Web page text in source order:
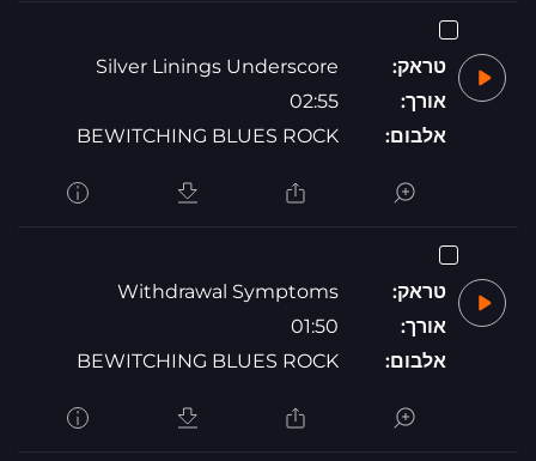
טראק:
Silver Linings Underscore
אורך:
02:55
אלבום:
BEWITCHING BLUES ROCK
טראק:
Withdrawal Symptoms
אורך:
01:50
אלבום:
BEWITCHING BLUES ROCK